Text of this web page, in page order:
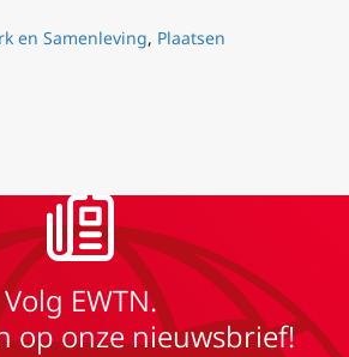
en Samenleving, Plaatsen
Volg EWTN.
op onze nieuwsbrief!